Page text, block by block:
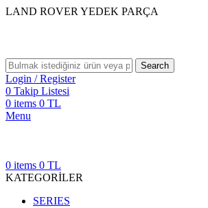
LAND ROVER YEDEK PARÇA
Search
Login / Register
0 Takip Listesi
0 items 0 TL
Menu
0 items 0 TL
KATEGORİLER
SERIES